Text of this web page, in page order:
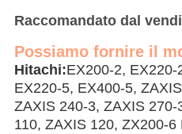
Raccomandato dal
Possiamo fornire il
Hitachi:EX200-2,
EX220-5, EX400-5,
ZAXIS 240-3, ZAXIS
110, ZAXIS 120, ZX200-6